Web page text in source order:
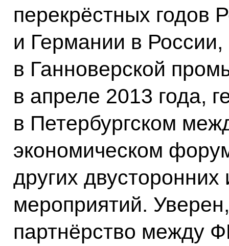
перекрёстных годов
и Германии в России,
в Ганноверской
в апреле 2013 года,
в Петербургском
экономическом
других
мероприятий.
партнёрство между